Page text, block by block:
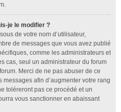
je le modifier ?
de votre nom d’utilisateur,
de messages que vous avez publié
comme les administrateurs et
cas, seul un administrateur du forum
Merci de ne pas abuser de ce
afin d’augmenter votre rang
toléreront pas ce procédé et un
vous sanctionner en abaissant